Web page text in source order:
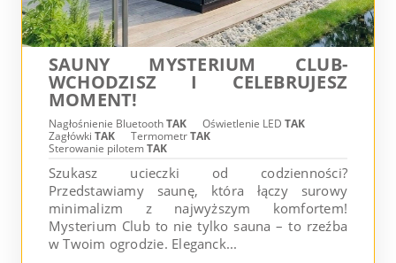
SAUNY MYSTERIUM CLUB-
WCHODZISZ I CELEBRUJESZ
MOMENT!
Nagłośnienie BluetoothTAK Oświetlenie LED TAK
Zagłówki TAK TermometrTAK
Sterowanie pilotemTAK
Szukasz ucieczki od codzienności?
Przedstawiamy saunę, która łączy surowy
minimalizm z najwyższym komfortem!
Mysterium Club to nie tylko sauna – to rzeźba
w Twoim ogrodzie. Eleganck...